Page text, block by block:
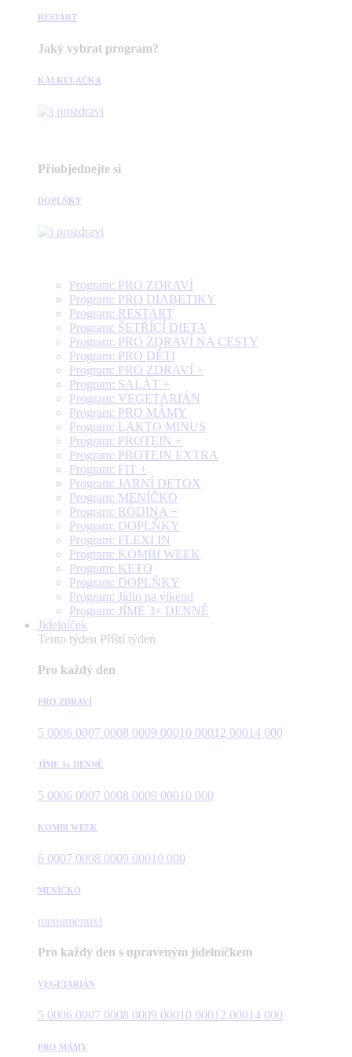
RESTART
Jaký vybrat program?
KALKULAČKA
Přiobjednejte si
DOPLŇKY
Program: PRO ZDRAVÍ
Program: PRO DIABETIKY
Program: RESTART
Program: ŠETŘÍCÍ DIETA
Program: PRO ZDRAVÍ NA CESTY
Program: PRO DĚTI
Program: PRO ZDRAVÍ +
Program: SALÁT +
Program: VEGETARIÁN
Program: PRO MÁMY
Program: LAKTO MINUS
Program: PROTEIN +
Program: PROTEIN EXTRA
Program: FIT +
Program: JARNÍ DETOX
Program: MENÍČKO
Program: RODINA +
Program: DOPLŇKY
Program: FLEXI IN
Program: KOMBI WEEK
Program: KETO
Program: DOPLŇKY
Program: Jídlo na víkend
Program: JÍME 3× DENNĚ
Jídelníček
Tento týden Příští týden
Pro každý den
PRO ZDRAVÍ
5 0006 0007 0008 0009 00010 00012 00014 000
JÍME 3x DENNĚ
5 0006 0007 0008 0009 00010 000
KOMBI WEEK
6 0007 0008 0009 00010 000
MENÍČKO
menumenuxl
Pro každý den s upraveným jídelníčkem
VEGETARIÁN
5 0006 0007 0008 0009 00010 00012 00014 000
PRO MÁMY